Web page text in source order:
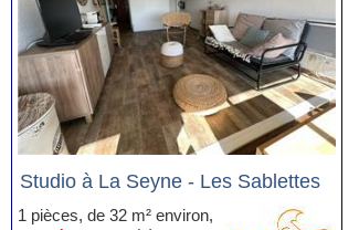
Studio à La Seyne - Les Sablettes
1 pièces, de 32 m² environ,